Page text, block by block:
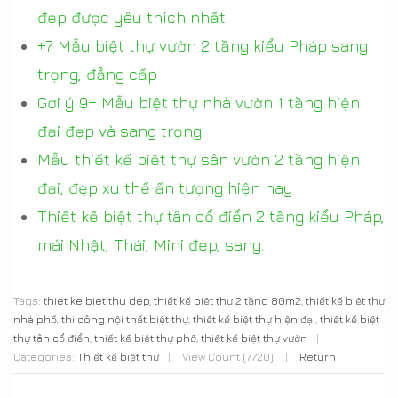
đẹp được yêu thích nhất
+7 Mẫu biệt thự vườn 2 tầng kiểu Pháp sang
trọng, đẳng cấp
Gợi ý 9+ Mẫu biệt thự nhà vườn 1 tầng hiện
đại đẹp và sang trọng
Mẫu thiết kế biệt thự sân vườn 2 tầng hiện
đại, đẹp xu thế ấn tượng hiện nay
Thiết kế biệt thự tân cổ điển 2 tầng kiểu Pháp,
mái Nhật, Thái, Mini đẹp, sang.
Tags: thiet ke biet thu dep, thiết kế biệt thự 2 tầng 80m2, thiết kế biệt thự
nhà phố, thi công nội thất biệt thự, thiết kế biệt thự hiện đại, thiết kế biệt
thự tân cổ điển, thiết kế biệt thự phố, thiết kế biệt thự vườn
|
Categories: Thiết kế biệt thự | View Count (7720) | Return